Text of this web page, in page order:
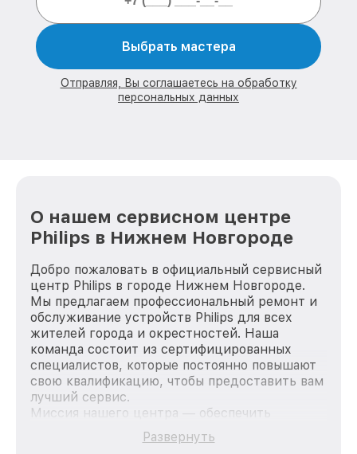
Выбрать мастера
Отправляя, Вы соглашаетесь на обработку
персональных данных
О нашем сервисном центре
Philips в Нижнем Новгороде
Добро пожаловать в официальный сервисный
центр Philips в городе Нижнем Новгороде.
Мы предлагаем профессиональный ремонт и
обслуживание устройств Philips для всех
жителей города и окрестностей. Наша
команда состоит из сертифицированных
специалистов, которые постоянно повышают
свою квалификацию, чтобы предоставить вам
лучший сервис.
Миссия нашего центра — обеспечить
качественный и доступный ремонт для
каждого пользователя продукции Philips, вне
Развернуть